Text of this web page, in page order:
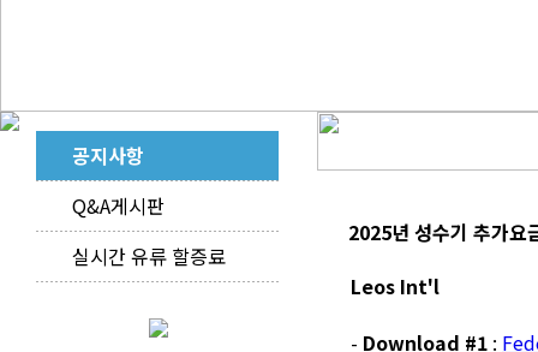
공지사항
Q&A게시판
실시간 유류 할증료
2025년 성수기 추가
Leos Int'l
- Download #1 :